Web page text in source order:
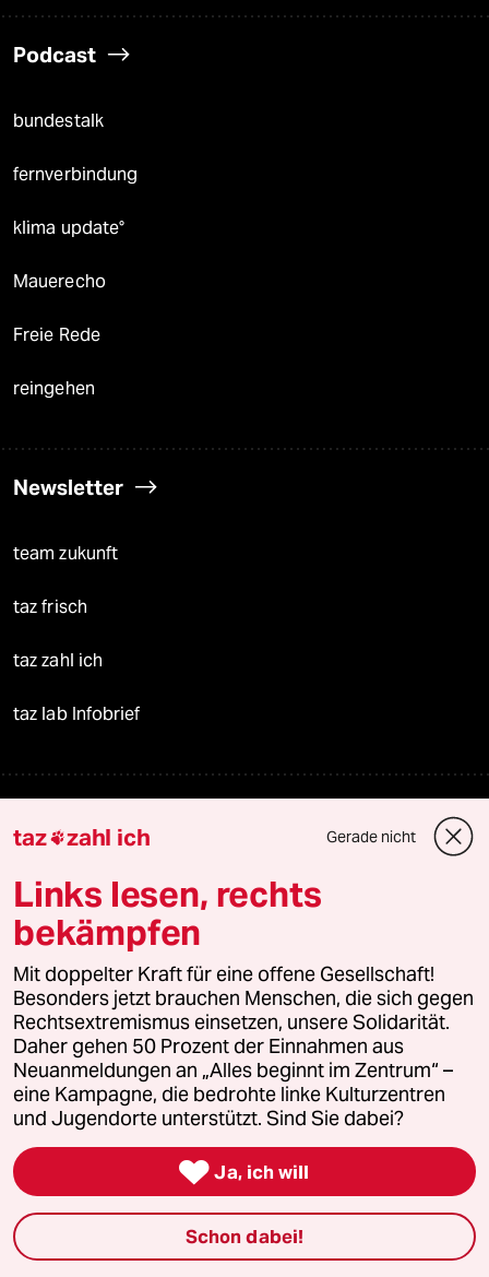
Podcast
bundestalk
fernverbindung
klima update°
Mauerecho
Freie Rede
reingehen
Newsletter
team zukunft
taz frisch
taz zahl ich
taz lab Infobrief
Demnächst
Vor Ort
Live im Stream
Vergangene
taz lab 2027
Mehr taz Lesestoff
taz Blogs
taz zahl ich Gerade nicht
Links lesen, rechts
bekämpfen
Mit doppelter Kraft für eine offene Gesellschaft!
Besonders jetzt brauchen Menschen, die sich gegen
Rechtsextremismus einsetzen, unsere Solidarität.
Daher gehen 50 Prozent der Einnahmen aus
Neuanmeldungen an „Alles beginnt im Zentrum“ –
eine Kampagne, die bedrohte linke Kulturzentren
und Jugendorte unterstützt. Sind Sie dabei?
 Ja, ich will
Schon dabei!